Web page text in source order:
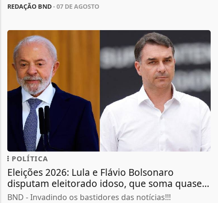
REDAÇÃO BND- 07 DE AGOSTO
POLÍTICA
Eleições 2026: Lula e Flávio Bolsonaro
disputam eleitorado idoso, que soma quase...
BND - Invadindo os bastidores das notícias!!!